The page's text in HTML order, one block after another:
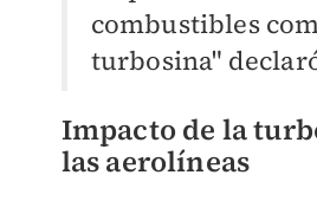
combustibles
turbosina"
Impacto de la
las aerolíneas